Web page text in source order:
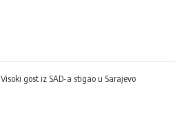
Visoki gost iz SAD-a stigao u Sarajevo